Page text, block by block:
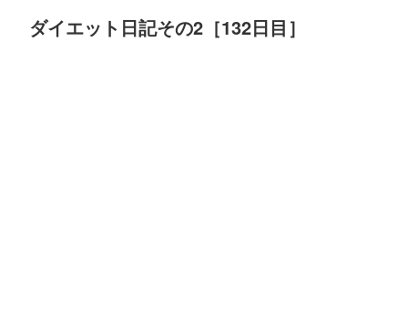
ダイエット日記その2［132日目］